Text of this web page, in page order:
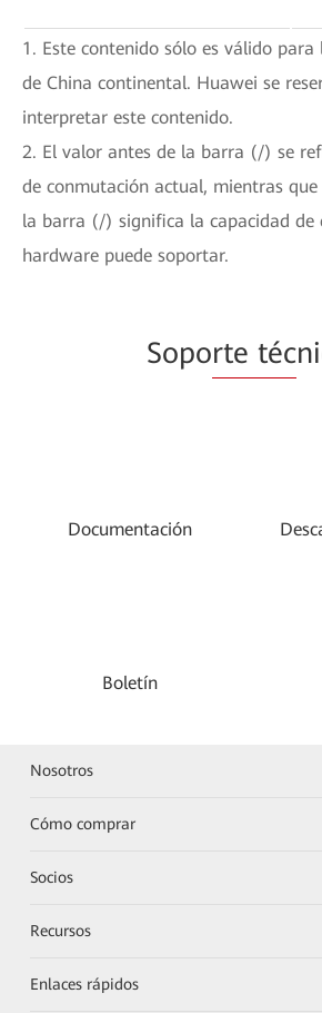
1. Este contenido sólo es válido para
de China continental. Huawei se
interpretar este contenido.
2. El valor antes de la barra (/) se
de conmutación actual, mientras
la barra (/) significa la capacidad de
hardware puede soportar.
Soporte téc
Documentación
Boletín
Nosotros
Cómo comprar
Socios
Recursos
Enlaces rápidos